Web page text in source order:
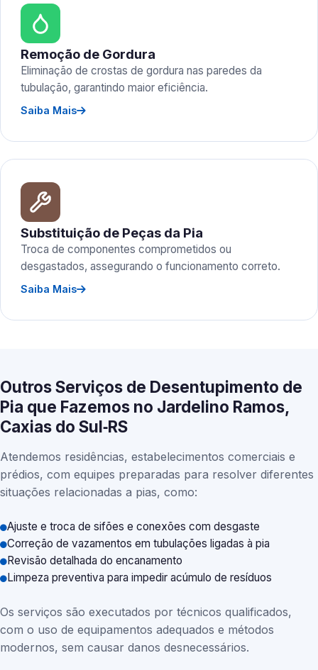
Remoção de Gordura
Eliminação de crostas de gordura nas paredes da
tubulação, garantindo maior eficiência.
Saiba Mais
Substituição de Peças da Pia
Troca de componentes comprometidos ou
desgastados, assegurando o funcionamento correto.
Saiba Mais
Outros Serviços de Desentupimento de
Pia que Fazemos no Jardelino Ramos,
Caxias do Sul‑RS
Atendemos residências, estabelecimentos comerciais e
prédios, com equipes preparadas para resolver diferentes
situações relacionadas a pias, como:
Ajuste e troca de sifões e conexões com desgaste
Correção de vazamentos em tubulações ligadas à pia
Revisão detalhada do encanamento
Limpeza preventiva para impedir acúmulo de resíduos
Os serviços são executados por técnicos qualificados,
com o uso de equipamentos adequados e métodos
modernos, sem causar danos desnecessários.